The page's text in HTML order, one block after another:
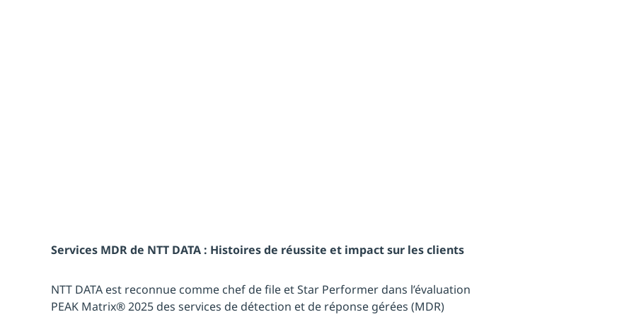
Services MDR de NTT DATA : Histoires de réussite et impact sur les clients
NTT DATA est reconnue comme chef de file et Star Performer dans l’évaluation
PEAK Matrix® 2025 des services de détection et de réponse gérées (MDR)